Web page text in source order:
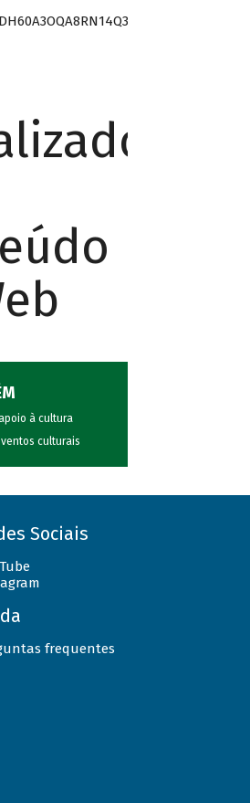
à cultura
culturais
Sociais
frequentes